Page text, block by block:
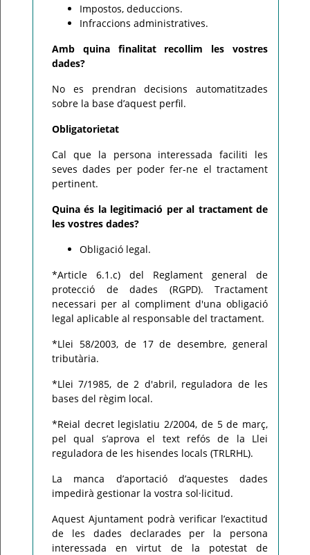
Impostos, deduccions.
Infraccions administratives.
Amb quina finalitat recollim les vostres
dades?
No es prendran decisions automatitzades
sobre la base d’aquest perfil.
Obligatorietat
Cal que la persona interessada faciliti les
seves dades per poder fer-ne el tractament
pertinent.
Quina és la legitimació per al tractament de
les vostres dades?
Obligació legal.
*Article 6.1.c) del Reglament general de
protecció de dades (RGPD). Tractament
necessari per al compliment d'una obligació
legal aplicable al responsable del tractament.
*Llei 58/2003, de 17 de desembre, general
tributària.
*Llei 7/1985, de 2 d'abril, reguladora de les
bases del règim local.
*Reial decret legislatiu 2/2004, de 5 de març,
pel qual s’aprova el text refós de la Llei
reguladora de les hisendes locals (TRLRHL).
La manca d’aportació d’aquestes dades
impedirà gestionar la vostra sol·licitud.
Aquest Ajuntament podrà verificar l’exactitud
de les dades declarades per la persona
interessada en virtut de la potestat de